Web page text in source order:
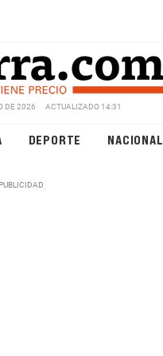
DE 2026 ACTUALIZADO 14:31
DEPORTE NACIONAL